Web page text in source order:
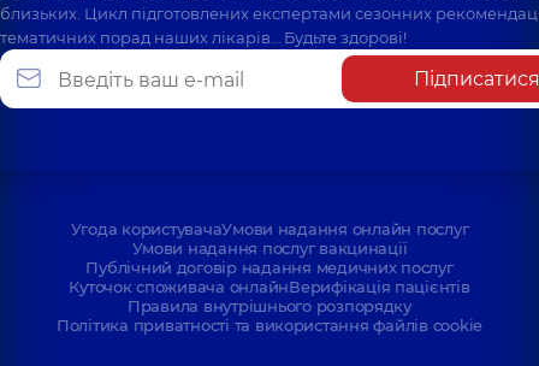
близьких. Цикл підготовлених експертами сезонних
тематичних порад наших лікарів… Будьте здорові!
Підписатися
Угода користувачаУмови надання онлайн послуг
Умови надання послуг вакцинації
Публічний договір надання медичних послуг
Куточок споживача онлайнВерифікація пацієнтів
Правила внутрішнього розпорядку
Політика приватності та використання файлів cookie